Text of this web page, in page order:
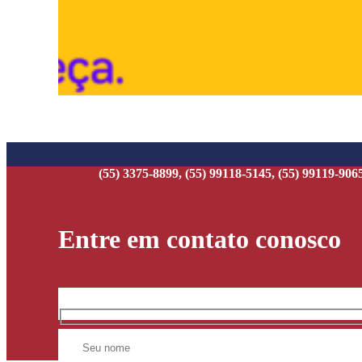
(55) 3375-8899, (55) 99118-5145, (55) 99119-
Entre em contato conosco